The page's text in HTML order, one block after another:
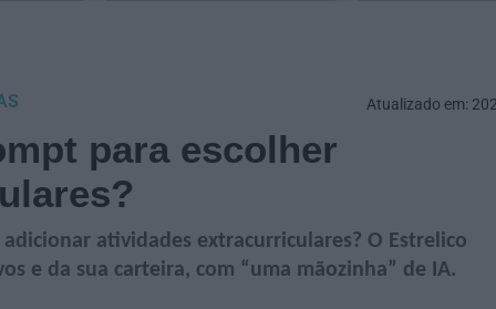
para escolher
atividades extracurriculares? O Estrelico
e da sua carteira, com “uma mãozinha” de IA.
Atualizado em: